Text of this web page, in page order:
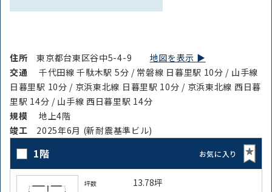
住所東京都台東区谷中5-4-9 地図を表示 ▶︎
交通
千代田線 千駄木駅 5分 / 常磐線 日暮里駅 10分 / 山手線
日暮里駅 10分 / 京浜東北線 日暮里駅 10分 / 京浜東北線 西日暮
里駅 14分 / 山手線 西日暮里駅 14分
規模
地上4階
竣⼯ 2025年6月 (新耐震基準ビル)
1階 お気に入り
坪数 13.78坪